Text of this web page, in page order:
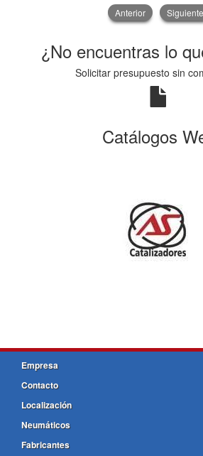
Anterior Siguiente
¿No encuentras lo
Solicitar presupuesto sin
Catálogos
Empresa
Contacto
Localización
Neumáticos
Fabricantes